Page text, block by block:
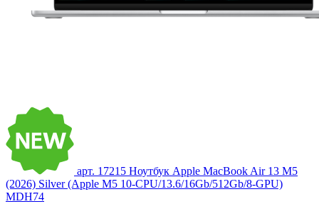
арт. 17215 Ноутбук Apple MacBook Air 13 M5
(2026) Silver (Apple M5 10-CPU/13.6/16Gb/512Gb/8-GPU)
MDH74